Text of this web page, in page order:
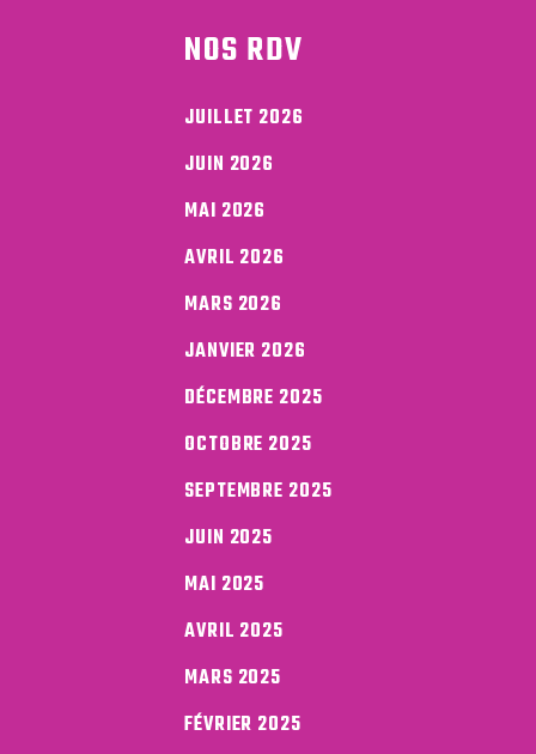
NOS RDV
JUILLET 2026
JUIN 2026
MAI 2026
AVRIL 2026
MARS 2026
JANVIER 2026
DÉCEMBRE 2025
OCTOBRE 2025
SEPTEMBRE 2025
JUIN 2025
MAI 2025
AVRIL 2025
MARS 2025
FÉVRIER 2025